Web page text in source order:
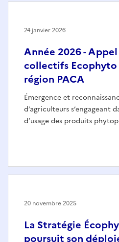
Année 2026 -
collectifs Ecophyto
région PACA
Émergence et
d’agriculteurs s’engageant
d’usage des produits
24 janvier 2026
La Stratégie
poursuit son
20 novembre 2025